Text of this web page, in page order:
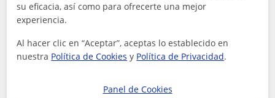
Otros profesores de FCE First Certificate
in English en Bilbao que pueden
interesarte
su eficacia, así como para ofrecerte una mejor
experiencia.
Al hacer clic en “Aceptar”, aceptas lo establecido en
nuestra Política de Cookies y Política de Privacidad.
Panel de Cookies